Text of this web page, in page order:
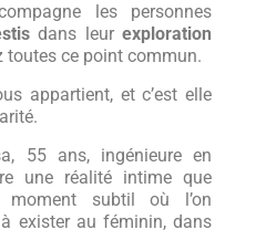
les personnes
dans leurexploration
toutes ce point commun.
appartient, et c’est elle
55 ans, ingénieure en
une réalité intime que
subtil où l’on
exister au féminin, dans